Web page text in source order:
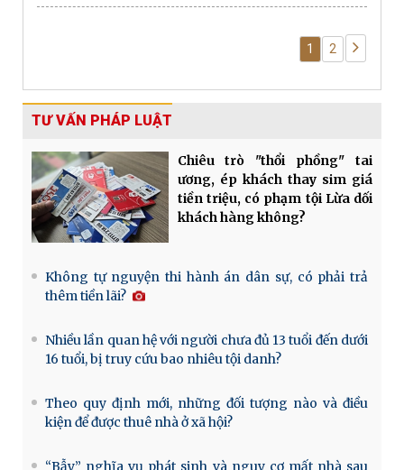
1 2
TƯ VẤN PHÁP LUẬT
Chiêu trò "thổi phồng" tai
ương, ép khách thay sim giá
tiền triệu, có phạm tội Lừa dối
khách hàng không?
Không tự nguyện thi hành án dân sự, có phải trả
thêm tiền lãi?
Nhiều lần quan hệ với người chưa đủ 13 tuổi đến dưới
16 tuổi, bị truy cứu bao nhiêu tội danh?
Theo quy định mới, những đối tượng nào và điều
kiện để được thuê nhà ở xã hội?